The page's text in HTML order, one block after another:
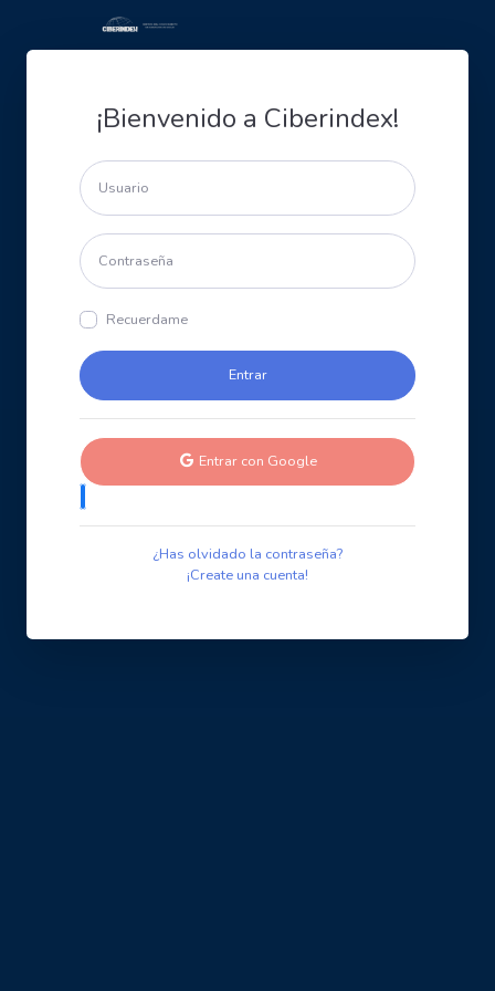
¡Bienvenido a Ciberindex!
Recuerdame
Entrar con Google
¿Has olvidado la contraseña?
¡Create una cuenta!